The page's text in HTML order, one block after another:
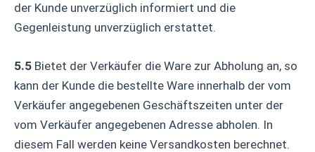
der Kunde unverzüglich informiert und die
Gegenleistung unverzüglich erstattet.
5.5 Bietet der Verkäufer die Ware zur Abholung an, so
kann der Kunde die bestellte Ware innerhalb der vom
Verkäufer angegebenen Geschäftszeiten unter der
vom Verkäufer angegebenen Adresse abholen. In
diesem Fall werden keine Versandkosten berechnet.